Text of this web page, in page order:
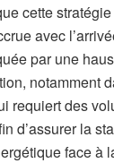
cette
avec
par une
notamment
requiert des
d’assurer la
face à